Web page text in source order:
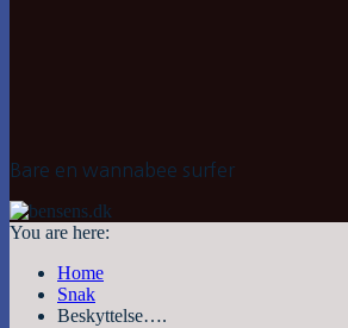
Bare en wannabee surfer
You are here:
Home
Snak
Beskyttelse….